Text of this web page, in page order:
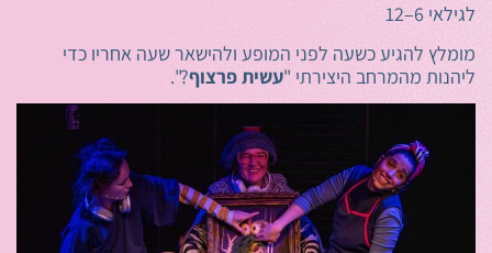
לגילאי 6–12
מומלץ להגיע כשעה לפני המופע ולהישאר שעה אחריו כדי
ליהנות מהמרחב היצירתי "עשית פרצוף?".